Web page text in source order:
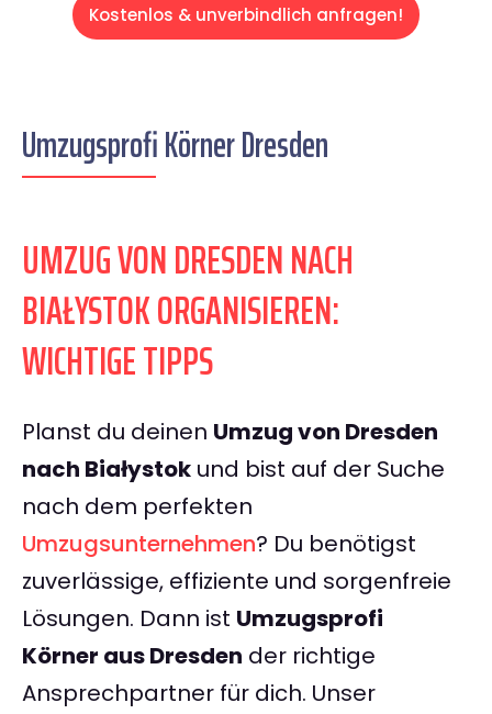
Kostenlos & unverbindlich anfragen!
Umzugsprofi Körner Dresden
UMZUG VON DRESDEN NACH
BIAŁYSTOK ORGANISIEREN:
WICHTIGE TIPPS
Planst du deinen Umzug von Dresden
nach Białystok und bist auf der Suche
nach dem perfekten
Umzugsunternehmen? Du benötigst
zuverlässige, effiziente und sorgenfreie
Lösungen. Dann ist Umzugsprofi
Körner aus Dresden der richtige
Ansprechpartner für dich. Unser